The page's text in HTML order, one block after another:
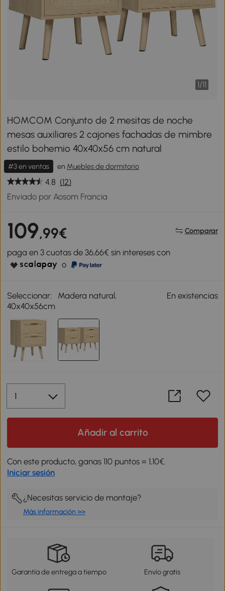
1/11
HOMCOM Conjunto de 2 mesitas de noche
mesas auxiliares 2 cajones fachadas de mimbre
estilo bohemio 40x40x56 cm natural
#3 en ventas en Muebles de dormitorio
4.8 (12)
Enviado por Aosom Francia
109,99€ Comparar
paga en 3 cuotas de 36,66€ sin intereses con
o
Seleccionar:
Madera natural,
40x40x56cm
En existencias
Añadir al carrito
Con este producto, ganas 110 puntos = 1,10€.
Iniciar sesión
¿Necesitas servicio de montaje?
Más información >>
Garantía de entrega a tiempo Envío gratis